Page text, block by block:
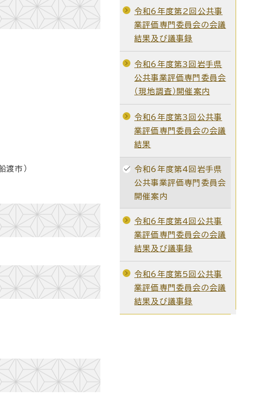
渡市）
令和6年度第2回公共事
業評価専門委員会の会議
結果及び議事録
令和6年度第3回岩手県
公共事業評価専門委員会
（現地調査）開催案内
令和6年度第3回公共事
業評価専門委員会の会議
結果
令和6年度第4回岩手県
公共事業評価専門委員会
開催案内
令和6年度第4回公共事
業評価専門委員会の会議
結果及び議事録
令和6年度第5回公共事
業評価専門委員会の会議
結果及び議事録